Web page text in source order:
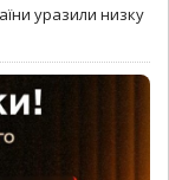
уразили низку